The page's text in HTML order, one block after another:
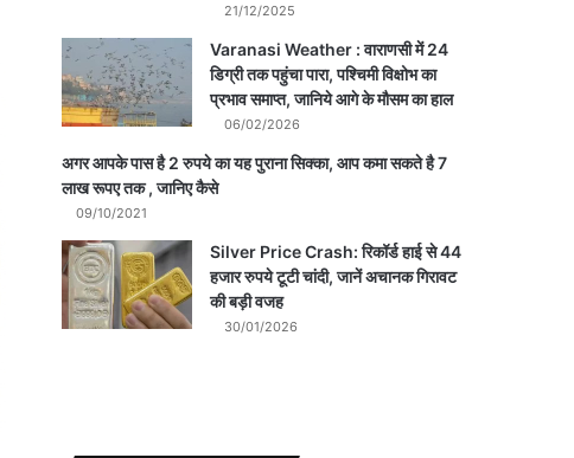
21/12/2025
Varanasi Weather : वाराणसी में 24
डिग्री तक पहुंचा पारा, पश्चिमी विक्षोभ का
प्रभाव समाप्त, जानिये आगे के मौसम का हाल
06/02/2026
अगर आपके पास है 2 रुपये का यह पुराना सिक्का, आप कमा सकते है 7
लाख रूपए तक , जानिए कैसे
09/10/2021
Silver Price Crash: रिकॉर्ड हाई से 44
हजार रुपये टूटी चांदी, जानें अचानक गिरावट
की बड़ी वजह
30/01/2026